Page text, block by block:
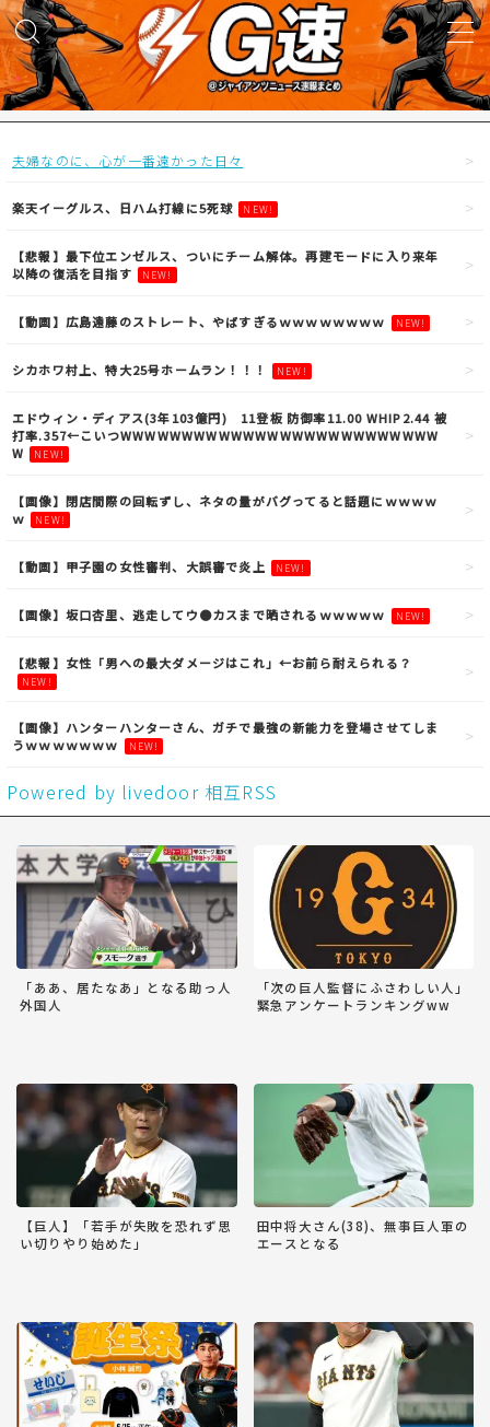
MENU
得点映像
試合結果
議論・雑談
夫婦なのに、心が一番遠かった日々
楽天イーグルス、日ハム打線に5死球 NEW!
【悲報】最下位エンゼルス、ついにチーム解体。再建モードに入り来年
以降の復活を目指す
NEW!
【動画】広島遠藤のストレート、やばすぎるｗｗｗｗｗｗｗｗ NEW!
シカホワ村上、特大25号ホームラン！！！ NEW!
エドウィン・ディアス(3年103億円) 11登板 防御率11.00 WHIP2.44 被
打率.357←こいつWWWWWWWWWWWWWWWWWWWWWWWWWW
W
NEW!
【画像】閉店間際の回転ずし、ネタの量がバグってると話題にｗｗｗｗ
ｗ
NEW!
【動画】甲子園の女性審判、大誤審で炎上 NEW!
【画像】坂口杏里、逃走してウ●カスまで晒されるｗｗｗｗｗ NEW!
【悲報】女性「男への最大ダメージはこれ」←お前ら耐えられる？
NEW!
【画像】ハンターハンターさん、ガチで最強の新能力を登場させてしま
うｗｗｗｗｗｗｗ
NEW!
Powered by livedoor 相互RSS
「ああ、居たなあ」となる助っ人
外国人
「次の巨人監督にふさわしい人」
緊急アンケートランキングww
【巨人】「若手が失敗を恐れず思
い切りやり始めた」
田中将大さん(38)、無事巨人軍の
エースとなる